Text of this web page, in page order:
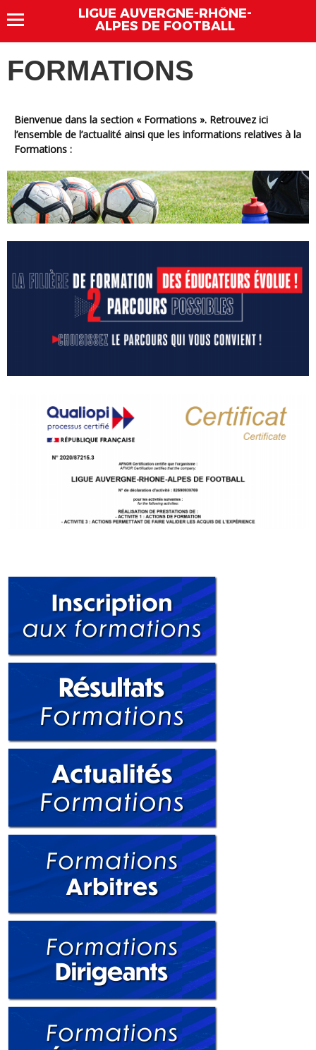
LIGUE AUVERGNE-RHÔNE-
ALPES DE FOOTBALL
FORMATIONS
Bienvenue dans la section « Formations ». Retrouvez ici
l’ensemble de l’actualité ainsi que les informations relatives à la
Formations :